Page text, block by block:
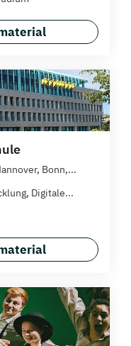
Bonn,...
Digitale...